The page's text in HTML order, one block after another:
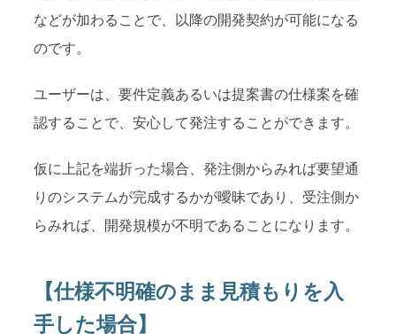
などが加わることで、以降の開発契約が可能になる
のです。
ユーザーは、要件定義あるいは提案書の仕様案を確
認することで、安心して発注することができます。
仮に上記を端折った場合、発注側からみれば要望通
りのシステムが完成するかが曖昧であり、受注側か
らみれば、開発規模が不明であることになります。
【仕様不明確のまま見積もりを入
手した場合】